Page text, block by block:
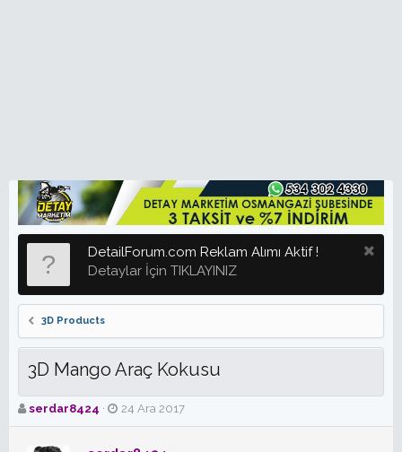
DetailForum.com Reklam Alımı Aktif !
Detaylar İçin TIKLAYINIZ
3D Products
3D Mango Araç Kokusu
K
o
serdar8424
B
a
24 Ara 2017